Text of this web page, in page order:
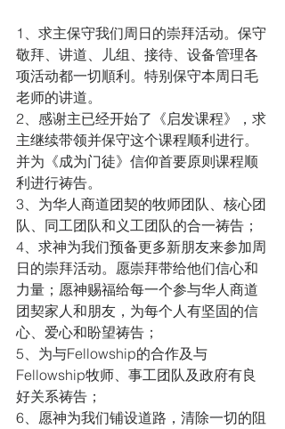
1、求主保守我们周日的崇拜活动。保守
敬拜、讲道、儿组、接待、设备管理各
项活动都一切順利。特别保守本周日毛
老师的讲道。
2、感谢主已经开始了《启发课程》，求
主继续带领并保守这个课程顺利进行。
并为《成为门徒》信仰首要原则课程顺
利进行祷告。
3、为华人商道团契的牧师团队、核心团
队、同工团队和义工团队的合一祷告；
4、求神为我们预备更多新朋友来参加周
日的崇拜活动。愿崇拜带给他们信心和
力量；愿神赐福给每一个参与华人商道
团契家人和朋友，为每个人有坚固的信
心、爱心和盼望祷告；
5、为与Fellowship的合作及与
Fellowship牧师、事工团队及政府有良
好关系祷告；
6、愿神为我们铺设道路，清除一切的阻